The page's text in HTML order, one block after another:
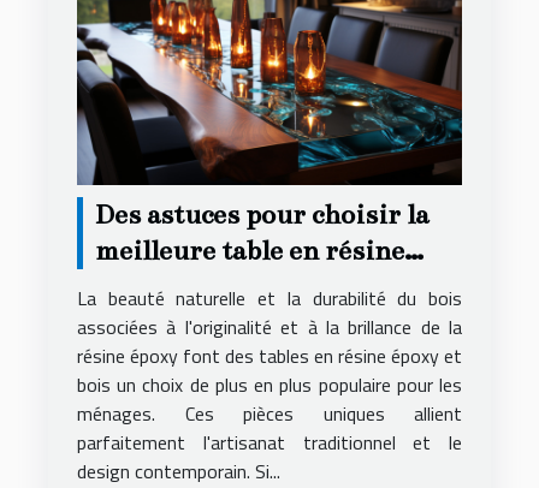
Des astuces pour choisir la
meilleure table en résine
époxy et bois pour votre
logement
La beauté naturelle et la durabilité du bois
associées à l'originalité et à la brillance de la
résine époxy font des tables en résine époxy et
bois un choix de plus en plus populaire pour les
ménages. Ces pièces uniques allient
parfaitement l'artisanat traditionnel et le
design contemporain. Si...